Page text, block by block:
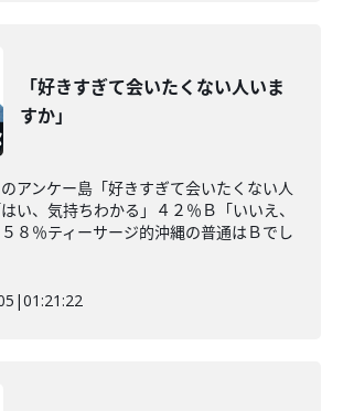
「好きすぎて会いたくない人いま
すか」
アンケー島「好きすぎて会いたくない人
い、気持ちわかる」４２％Ｂ「いいえ、
８％ティーサージ的沖縄の普通はＢでし
|01:21:22